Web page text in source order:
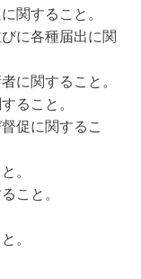
関すること。
に各種届出に関
に関すること。
ること。
促に関するこ
。
こと。
。